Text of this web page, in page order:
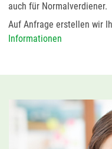
auch für Normalverdiener.
Auf Anfrage erstellen wir
Informationen